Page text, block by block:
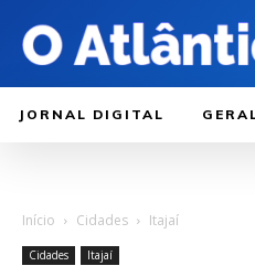
JORNAL DIGITAL
Início Cidades Itajaí
Cidades Itajaí